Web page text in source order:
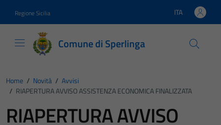
Regione Sicilia Lingua attiva:
ITA
Comune di Sperlinga
Home / Novità / Avvisi
/ RIAPERTURA AVVISO ASSISTENZA ECONOMICA FINALIZZATA
RIAPERTURA AVVISO